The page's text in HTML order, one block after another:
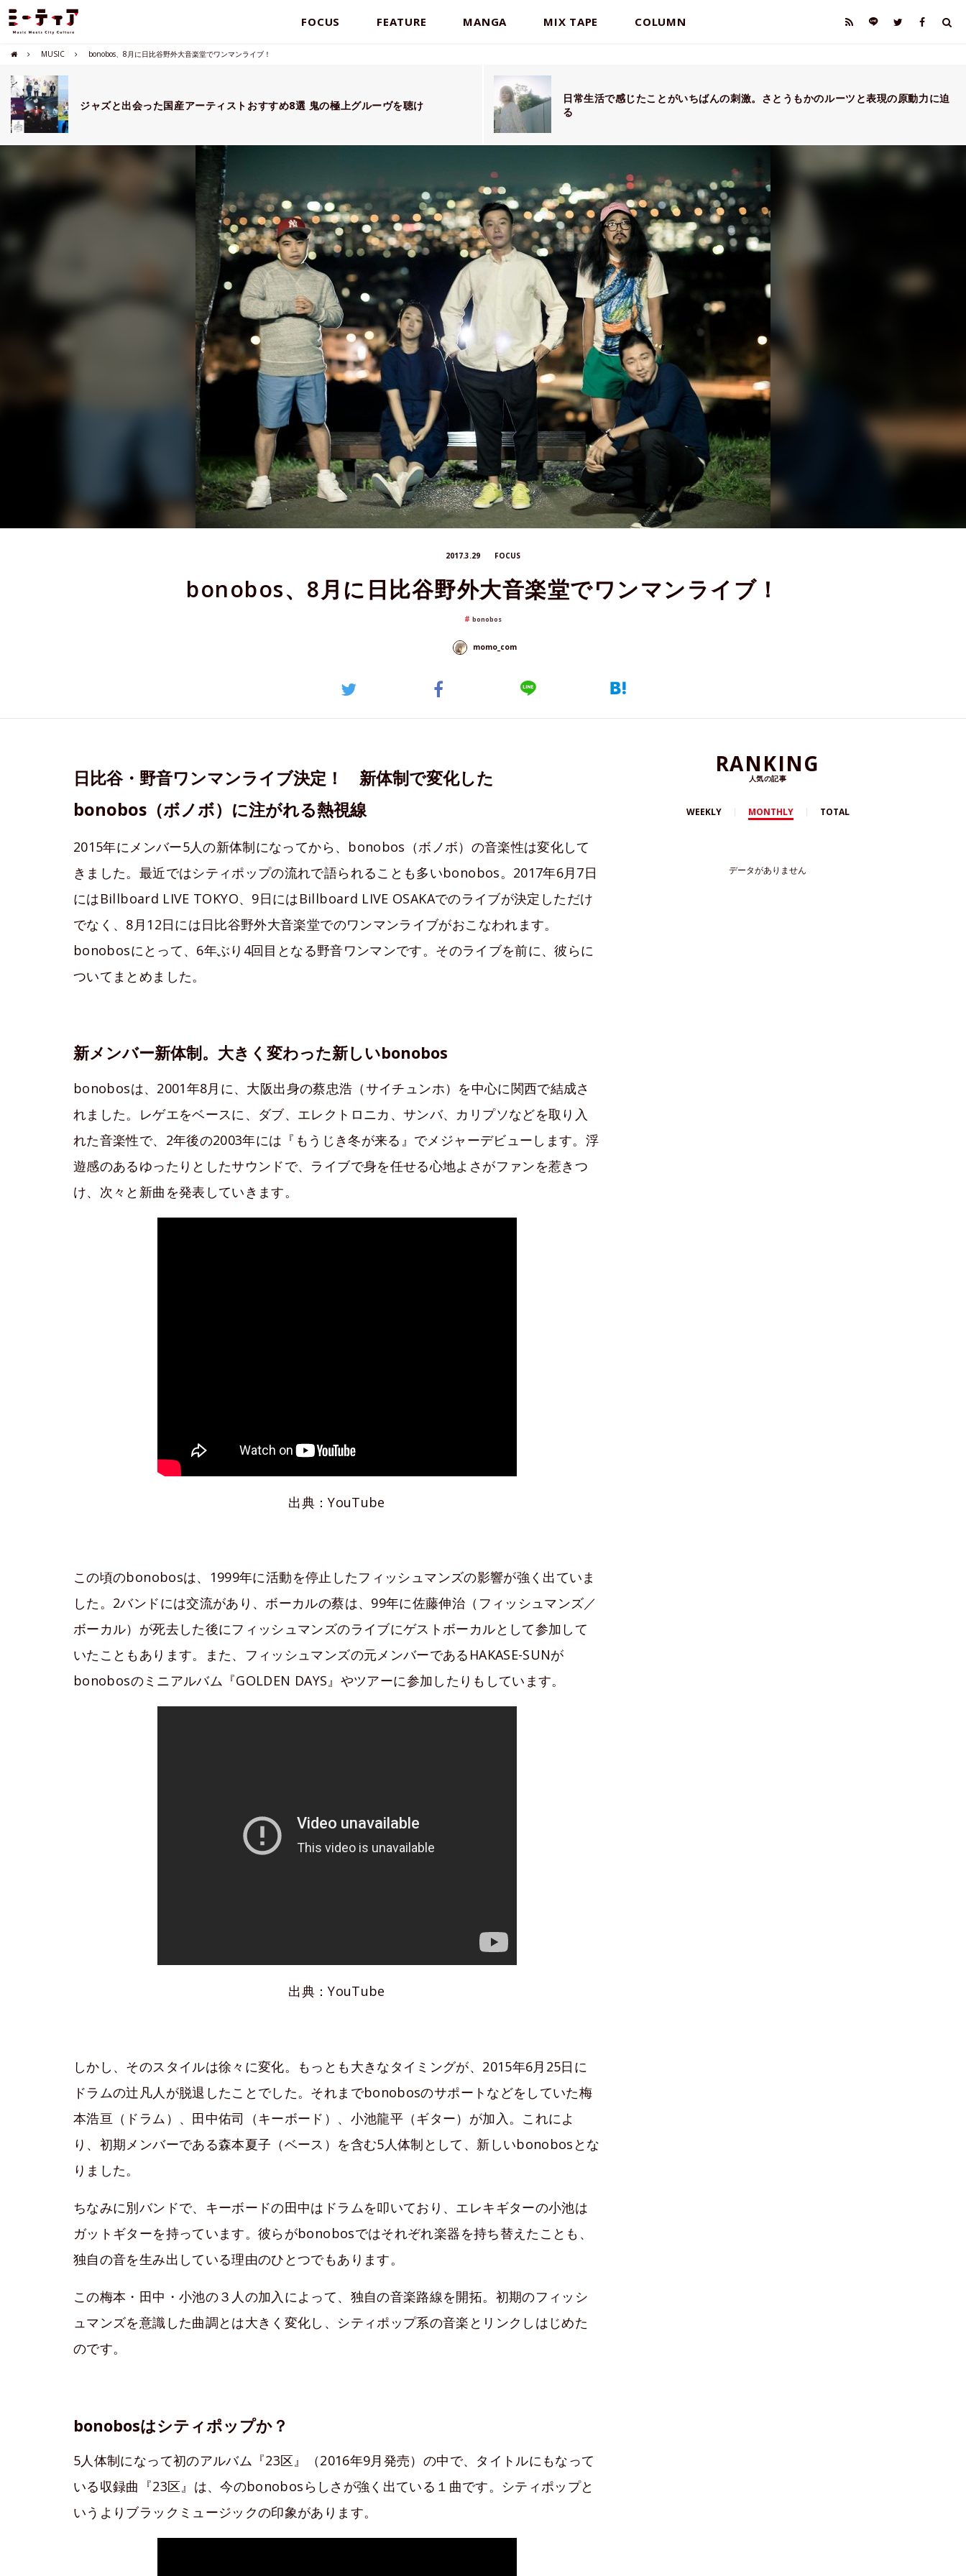
FOCUS FEATURE MANGA MIX TAPE COLUMN
MUSIC bonobos、8月に日比谷野外大音楽堂でワンマンライブ！
ジャズと出会った国産アーティストおすすめ8選 鬼の極上グルーヴを聴け
日常生活で感じたことがいちばんの刺激。さとうもかのルーツと表現の原動力に迫
る
2017.3.29 FOCUS
bonobos、8月に日比谷野外大音楽堂でワンマンライブ！
bonobos
momo_com
日比谷・野音ワンマンライブ決定！ 新体制で変化した
bonobos（ボノボ）に注がれる熱視線
2015年にメンバー5人の新体制になってから、bonobos（ボノボ）の音楽性は変化して
きました。最近ではシティポップの流れで語られることも多いbonobos。2017年6月7日
にはBillboard LIVE TOKYO、9日にはBillboard LIVE OSAKAでのライブが決定しただけ
でなく、8月12日には日比谷野外大音楽堂でのワンマンライブがおこなわれます。
bonobosにとって、6年ぶり4回目となる野音ワンマンです。そのライブを前に、彼らに
ついてまとめました。
新メンバー新体制。大きく変わった新しいbonobos
bonobosは、2001年8月に、大阪出身の蔡忠浩（サイチュンホ）を中心に関西で結成さ
れました。レゲエをベースに、ダブ、エレクトロニカ、サンバ、カリプソなどを取り入
れた音楽性で、2年後の2003年には『もうじき冬が来る』でメジャーデビューします。浮
遊感のあるゆったりとしたサウンドで、ライブで身を任せる心地よさがファンを惹きつ
け、次々と新曲を発表していきます。
出典：YouTube
この頃のbonobosは、1999年に活動を停止したフィッシュマンズの影響が強く出ていま
した。2バンドには交流があり、ボーカルの蔡は、99年に佐藤伸治（フィッシュマンズ／
ボーカル）が死去した後にフィッシュマンズのライブにゲストボーカルとして参加して
いたこともあります。また、フィッシュマンズの元メンバーであるHAKASE-SUNが
bonobosのミニアルバム『GOLDEN DAYS』やツアーに参加したりもしています。
出典：YouTube
しかし、そのスタイルは徐々に変化。もっとも大きなタイミングが、2015年6月25日に
ドラムの辻凡人が脱退したことでした。それまでbonobosのサポートなどをしていた梅
本浩亘（ドラム）、田中佑司（キーボード）、小池龍平（ギター）が加入。これによ
り、初期メンバーである森本夏子（ベース）を含む5人体制として、新しいbonobosとな
りました。
ちなみに別バンドで、キーボードの田中はドラムを叩いており、エレキギターの小池は
ガットギターを持っています。彼らがbonobosではそれぞれ楽器を持ち替えたことも、
独自の音を生み出している理由のひとつでもあります。
この梅本・田中・小池の３人の加入によって、独自の音楽路線を開拓。初期のフィッシ
ュマンズを意識した曲調とは大きく変化し、シティポップ系の音楽とリンクしはじめた
のです。
bonobosはシティポップか？
5人体制になって初のアルバム『23区』（2016年9月発売）の中で、タイトルにもなって
いる収録曲『23区』は、今のbonobosらしさが強く出ている１曲です。シティポップと
いうよりブラックミュージックの印象があります。
RANKING
人気の記事
WEEKLY MONTHLY TOTAL
データがありません